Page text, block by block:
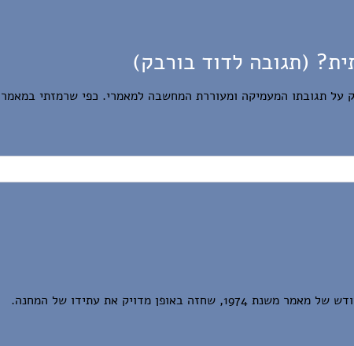
(תגובה לדוד בורבק)
על תגובתו המעמיקה ומעוררת המחשבה למאמרי. כפי שרמזתי במאמר
מדויק את עתידו של המחנה.